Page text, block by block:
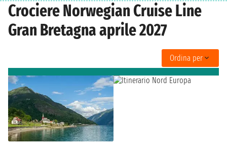
Crociere Norwegian Cruise Line
Gran Bretagna aprile 2027
Ordina per